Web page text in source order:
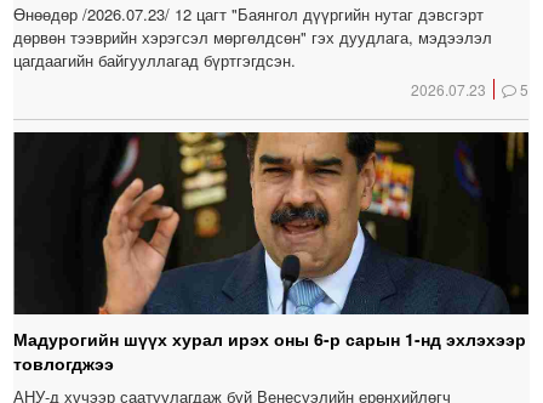
Өнөөдөр /2026.07.23/ 12 цагт "Баянгол дүүргийн нутаг дэвсгэрт
дөрвөн тээврийн хэрэгсэл мөргөлдсөн" гэх дуудлага, мэдээлэл
цагдаагийн байгууллагад бүртгэгдсэн.
2026.07.23 5
Мадурогийн шүүх хурал ирэх оны 6-р сарын 1-нд эхлэхээр
товлогджээ
АНУ-д хүчээр саатуулагдаж буй Венесуэлийн ерөнхийлөгч